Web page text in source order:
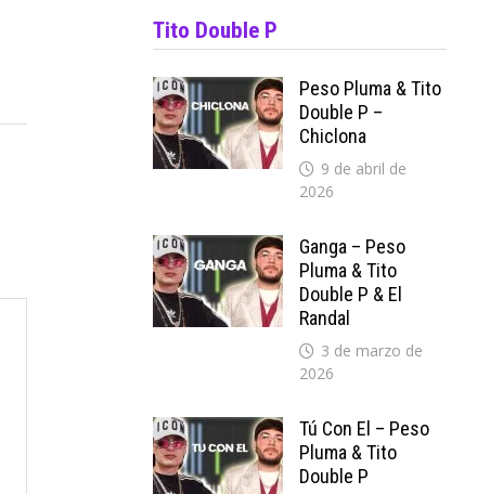
Tito Double P
Peso Pluma & Tito
Double P –
Chiclona
9 de abril de
2026
Ganga – Peso
Pluma & Tito
Double P & El
Randal
3 de marzo de
2026
Tú Con El – Peso
Pluma & Tito
Double P